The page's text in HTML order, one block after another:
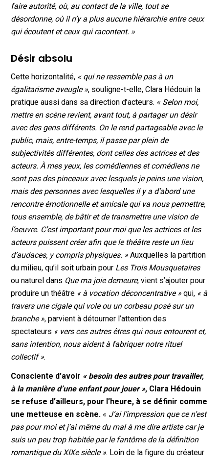
faire autorité, où, au contact de la ville, tout se
désordonne, où il n’y a plus aucune hiérarchie entre ceux
qui écoutent et ceux qui racontent. »
Désir absolu
Cette horizontalité, « qui ne ressemble pas à un
égalitarisme aveugle », souligne-t-elle, Clara Hédouin la
pratique aussi dans sa direction d’acteurs. « Selon moi,
mettre en scène revient, avant tout, à partager un désir
avec des gens différents. On le rend partageable avec le
public, mais, entre-temps, il passe par plein de
subjectivités différentes, dont celles des actrices et des
acteurs. À mes yeux, les comédiennes et comédiens ne
sont pas des pinceaux avec lesquels je peins une vision,
mais des personnes avec lesquelles il y a d’abord une
rencontre émotionnelle et amicale qui va nous permettre,
tous ensemble, de bâtir et de transmettre une vision de
l’oeuvre. C’est important pour moi que les actrices et les
acteurs puissent créer afin que le théâtre reste un lieu
d’audaces, y compris physiques. » Auxquelles la partition
du milieu, qu’il soit urbain pour Les Trois Mousquetaires
ou naturel dans Que ma joie demeure, vient s’ajouter pour
produire un théâtre « à vocation déconcentrative » qui, « à
travers une cigale qui vole ou un corbeau posé sur un
branche », parvient à détourner l’attention des
spectateurs « vers ces autres êtres qui nous entourent et,
sans intention, nous aident à fabriquer notre rituel
collectif ».
Consciente d’avoir « besoin des autres pour travailler,
à la manière d’une enfant pour jouer », Clara Hédouin
se refuse d’ailleurs, pour l’heure, à se définir comme
une metteuse en scène. « J’ai l’impression que ce n’est
pas pour moi et j’ai même du mal à me dire artiste car je
suis un peu trop habitée par le fantôme de la définition
romantique du XIXe siècle ». Loin de la figure du créateur